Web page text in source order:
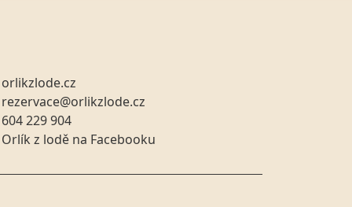
orlikzlode.cz
rezervace@orlikzlode.cz
604 229 904
Orlík z lodě na Facebooku